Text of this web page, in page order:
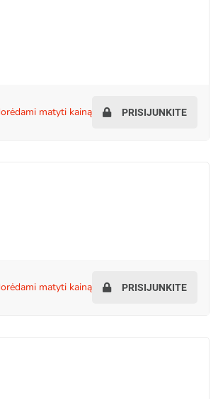
norėdami matyti kainą PRISIJUNKITE
norėdami matyti kainą PRISIJUNKITE